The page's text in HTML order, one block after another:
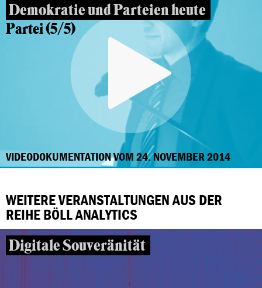
Demokratie und Parteien heute
Partei (5/5)
VIDEODOKUMENTATION VOM 24. NOVEMBER 2014
WEITERE VERANSTALTUNGEN AUS DER
REIHE BÖLL ANALYTICS
Digitale Souveränität